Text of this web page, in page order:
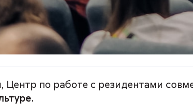
, Центр по работе с резидентами